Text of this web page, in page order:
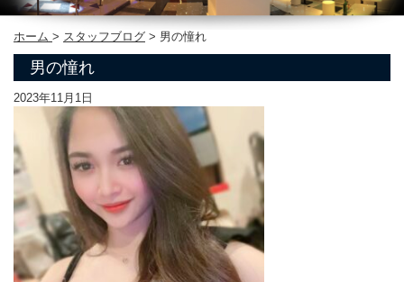
ホーム > スタッフブログ > 男の憧れ
男の憧れ
2023年11月1日